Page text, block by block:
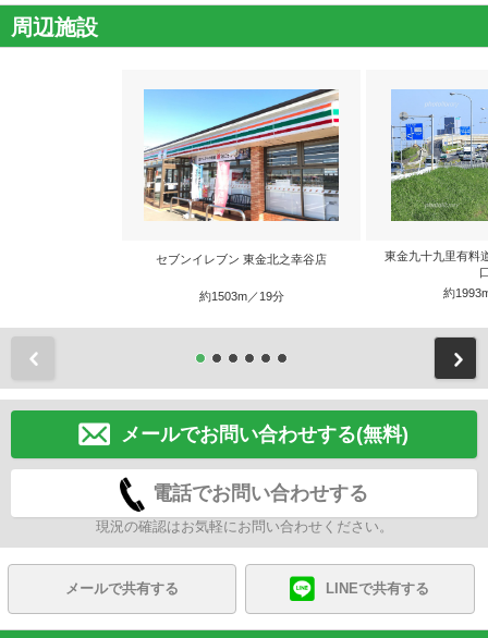
周辺施設
セブンイレブン 東金北之幸谷店
約1503m／19分
東金九十九里有料
約
メールでお問い合わせする(無料)
電話でお問い合わせする
現況の確認はお気軽にお問い合わせください。
メールで共有する LINEで共有する